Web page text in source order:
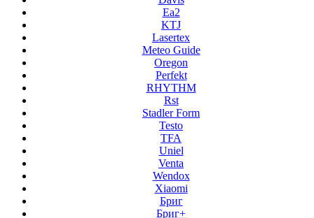
Ea2
KTJ
Lasertex
Meteo Guide
Oregon
Perfekt
RHYTHM
Rst
Stadler Form
Testo
TFA
Uniel
Venta
Wendox
Xiaomi
Бриг
Бриг+